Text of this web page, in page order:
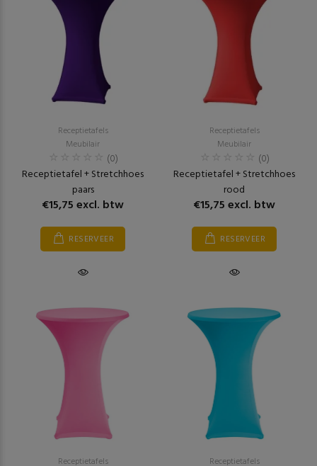
Receptietafels
Meubilair
(0)
Receptietafel + Stretchhoes
paars
€15,75 excl. btw
RESERVEER
Receptietafels
Meubilair
(0)
Receptietafel + Stretchhoes
rood
€15,75 excl. btw
RESERVEER
Receptietafels
Receptietafels